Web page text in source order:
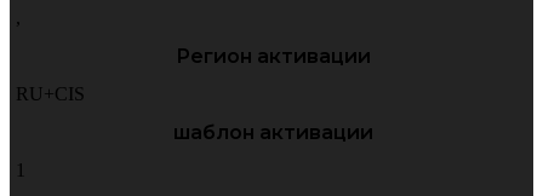
,
Регион активации
RU+CIS
шаблон активации
1